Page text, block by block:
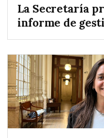
La Secretaría
informe de